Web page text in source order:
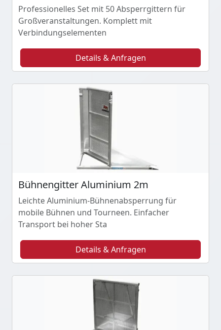
Professionelles Set mit 50 Absperrgittern für
Großveranstaltungen. Komplett mit
Verbindungselementen
Details & Anfragen
Bühnengitter Aluminium 2m
Leichte Aluminium-Bühnenabsperrung für
mobile Bühnen und Tourneen. Einfacher
Transport bei hoher Sta
Details & Anfragen